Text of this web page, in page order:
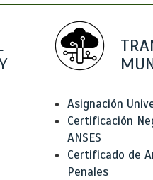
Asignación
Certificación
ANSES
Certificado de
Penales